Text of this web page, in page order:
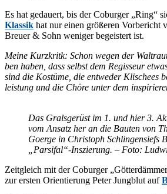
Es hat ge­dau­ert, bis der Co­bur­ger „Ring“
Klas­sik hat nur ei­nen grö­ße­ren Vor­be­richt
Breu­er & Sohn we­ni­ger be­geis­tert ist.
Mei­ne Kurz­kritk: Schon we­gen der
ben ha­ben, dass selbst dem Re­gis­seur
sind die Kos­tü­me, die ent­we­der Kli­schees
leis­tung und die Chö­re un­ter dem
Das Grals­ge­rüst im 1. und hier 3.
vom An­satz her an die Bau­ten von
Goer­ge in Chris­toph Schlin­gen­siefs
„Parsifal“-Inszierung. – Foto:
Zeit­gleich mit der Co­bur­ger
zur ers­ten Ori­en­tie­rung Pe­ter Jung­blut auf